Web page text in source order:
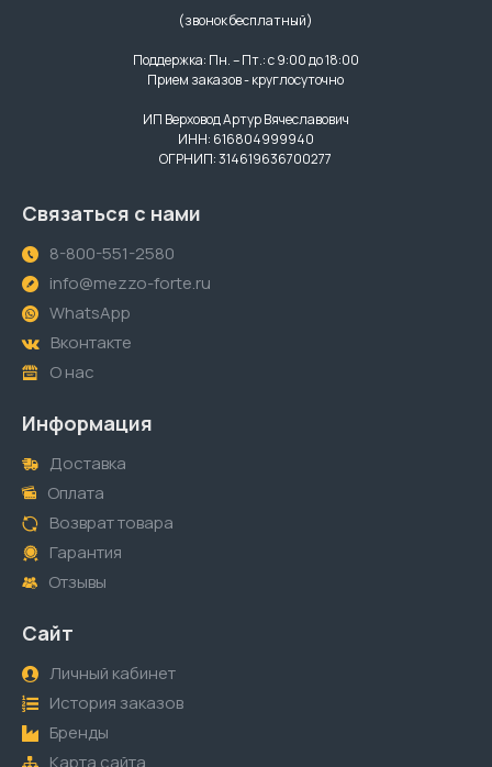
(звонок бесплатный)
Поддержка: Пн. – Пт.: с 9:00 до 18:00
Прием заказов - круглосуточно
ИП Верховод Артур Вячеславович
ИНН: 616804999940
ОГРНИП: 314619636700277
Связаться с нами
8-800-551-2580
info@mezzo-forte.ru
WhatsApp
Вконтакте
О нас
Информация
Доставка
Оплата
Возврат товара
Гарантия
Отзывы
Сайт
Личный кабинет
История заказов
Бренды
Карта сайта